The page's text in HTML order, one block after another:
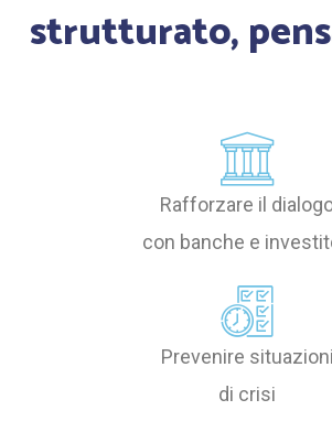
strutturato,
Rafforzare il
con banche e
Prevenire situazioni
di crisi